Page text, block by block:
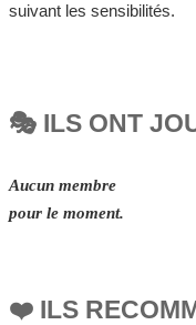
suivant les sensibilités.
🎭 ILS ONT
Aucun membre
pour le moment.
❤️ ILS